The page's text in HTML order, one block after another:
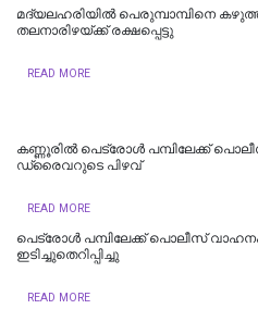
മദ്യലഹരിയിൽ പെരുമ്പാമ്പിനെ
തലനാരിഴയ്ക്ക് രക്ഷപ്പെട്ടു
READ MORE
കണ്ണൂരിൽ പെട്രോൾ പമ്പിലേക്ക്
ഡ്രൈവറുടെ പിഴവ്
READ MORE
പെട്രോള്‍ പമ്പിലേക്ക് പൊലീസ് വാഹനം
ഇടിച്ചുതെറിപ്പിച്ചു
READ MORE